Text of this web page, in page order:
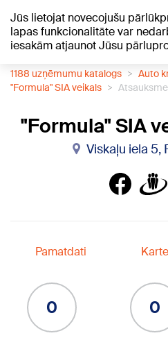
Jūs lietojat novecojušu
lapas funkcionalitāte var
iesakām atjaunot Jūsu
+21°C
1188 uzņēmumu katalogs
Auto
"Formula" SIA veikals
"Formula" SIA
Viskaļu iela 5,
Pamatdati Karte
0 0